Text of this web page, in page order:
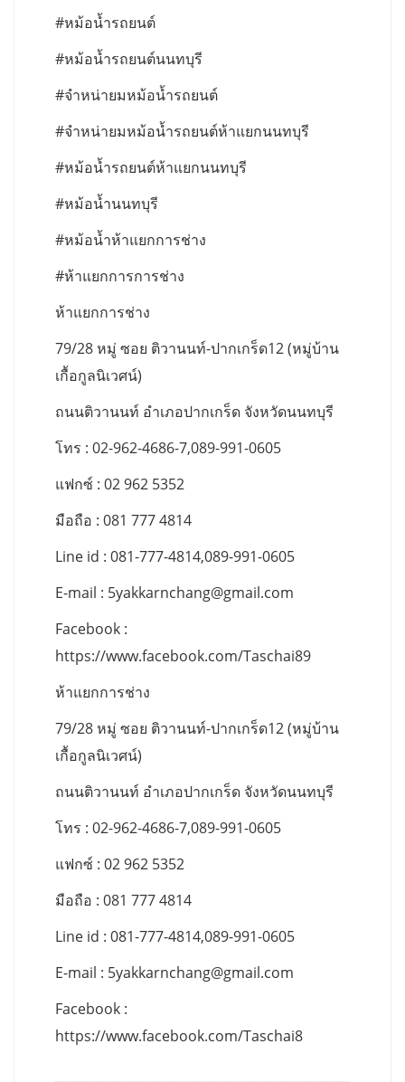
#หม้อน้ำรถยนต์
#หม้อน้ำรถยนต์นนทบุรี
#จำหน่ายมหม้อน้ำรถยนต์
#จำหน่ายมหม้อน้ำรถยนต์ห้าแยกนนทบุรี
#หม้อน้ำรถยนต์ห้าแยกนนทบุรี
#หม้อน้ำนนทบุรี
#หม้อน้ำห้าแยกการช่าง
#ห้าแยกการการช่าง
ห้าแยกการช่าง
79/28 หมู่ ซอย ติวานนท์-ปากเกร็ด12 (หมู่บ้าน
เกื้อกูลนิเวศน์)
ถนนติวานนท์ อำเภอปากเกร็ด จังหวัดนนทบุรี
โทร : 02-962-4686-7,089-991-0605
แฟกซ์ : 02 962 5352
มือถือ : 081 777 4814
Line id : 081-777-4814,089-991-0605
E-mail : 5yakkarnchang@gmail.com
Facebook :
https://www.facebook.com/Taschai89
ห้าแยกการช่าง
79/28 หมู่ ซอย ติวานนท์-ปากเกร็ด12 (หมู่บ้าน
เกื้อกูลนิเวศน์)
ถนนติวานนท์ อำเภอปากเกร็ด จังหวัดนนทบุรี
โทร : 02-962-4686-7,089-991-0605
แฟกซ์ : 02 962 5352
มือถือ : 081 777 4814
Line id : 081-777-4814,089-991-0605
E-mail : 5yakkarnchang@gmail.com
Facebook :
https://www.facebook.com/Taschai8